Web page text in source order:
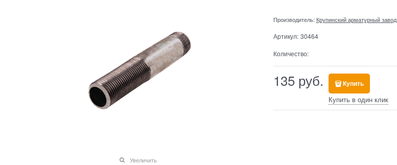
Увеличить
Производитель: Крупинский арматурный завод
Артикул: 30464
Количество:
135 руб. Купить
Купить в один клик